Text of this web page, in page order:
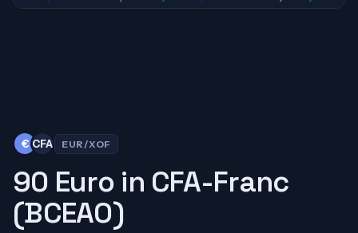
€ CFA EUR/XOF
90 Euro in CFA-Franc
(BCEAO)